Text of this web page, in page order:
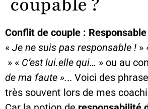
coupable ?
Conflit de couple :
« Je ne suis pas responsable ! »
» « C’est lui.elle qui… » ou au
de ma faute »... Voici des
très souvent lors de mes